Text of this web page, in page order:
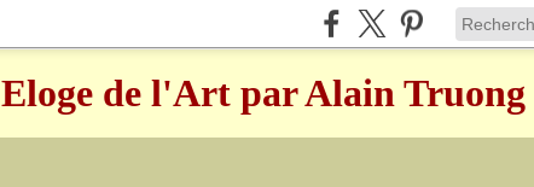
Eloge de l'Art par Alain Truong